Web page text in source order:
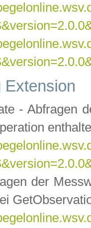
Extension
- Abfragen
der